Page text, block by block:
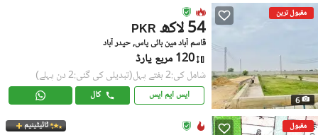
مقبول ترین
6
PKR 54 لاکھ
قاسم آباد مین بائی پاس, حیدر آباد
120 مربع یارڈ
شامل کی:2 ہفتے پہل (تبدیلی کی گئی:2 دن پہلے)
ایس ایم ایس کال
مقبول ٹائیٹینیم